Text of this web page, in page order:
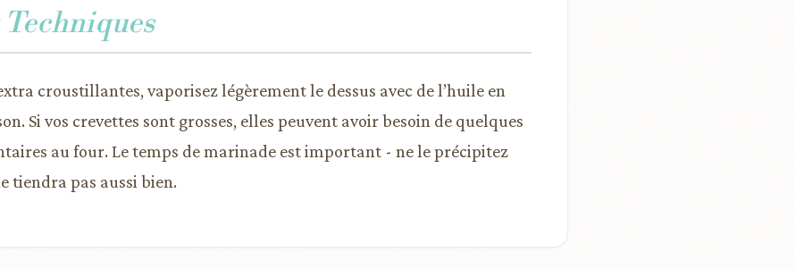
croustillantes, vaporisez légèrement le dessus avec de l’huile en
Si vos crevettes sont grosses, elles peuvent avoir besoin de quelques
au four. Le temps de marinade est important - ne le précipitez
tiendra pas aussi bien.